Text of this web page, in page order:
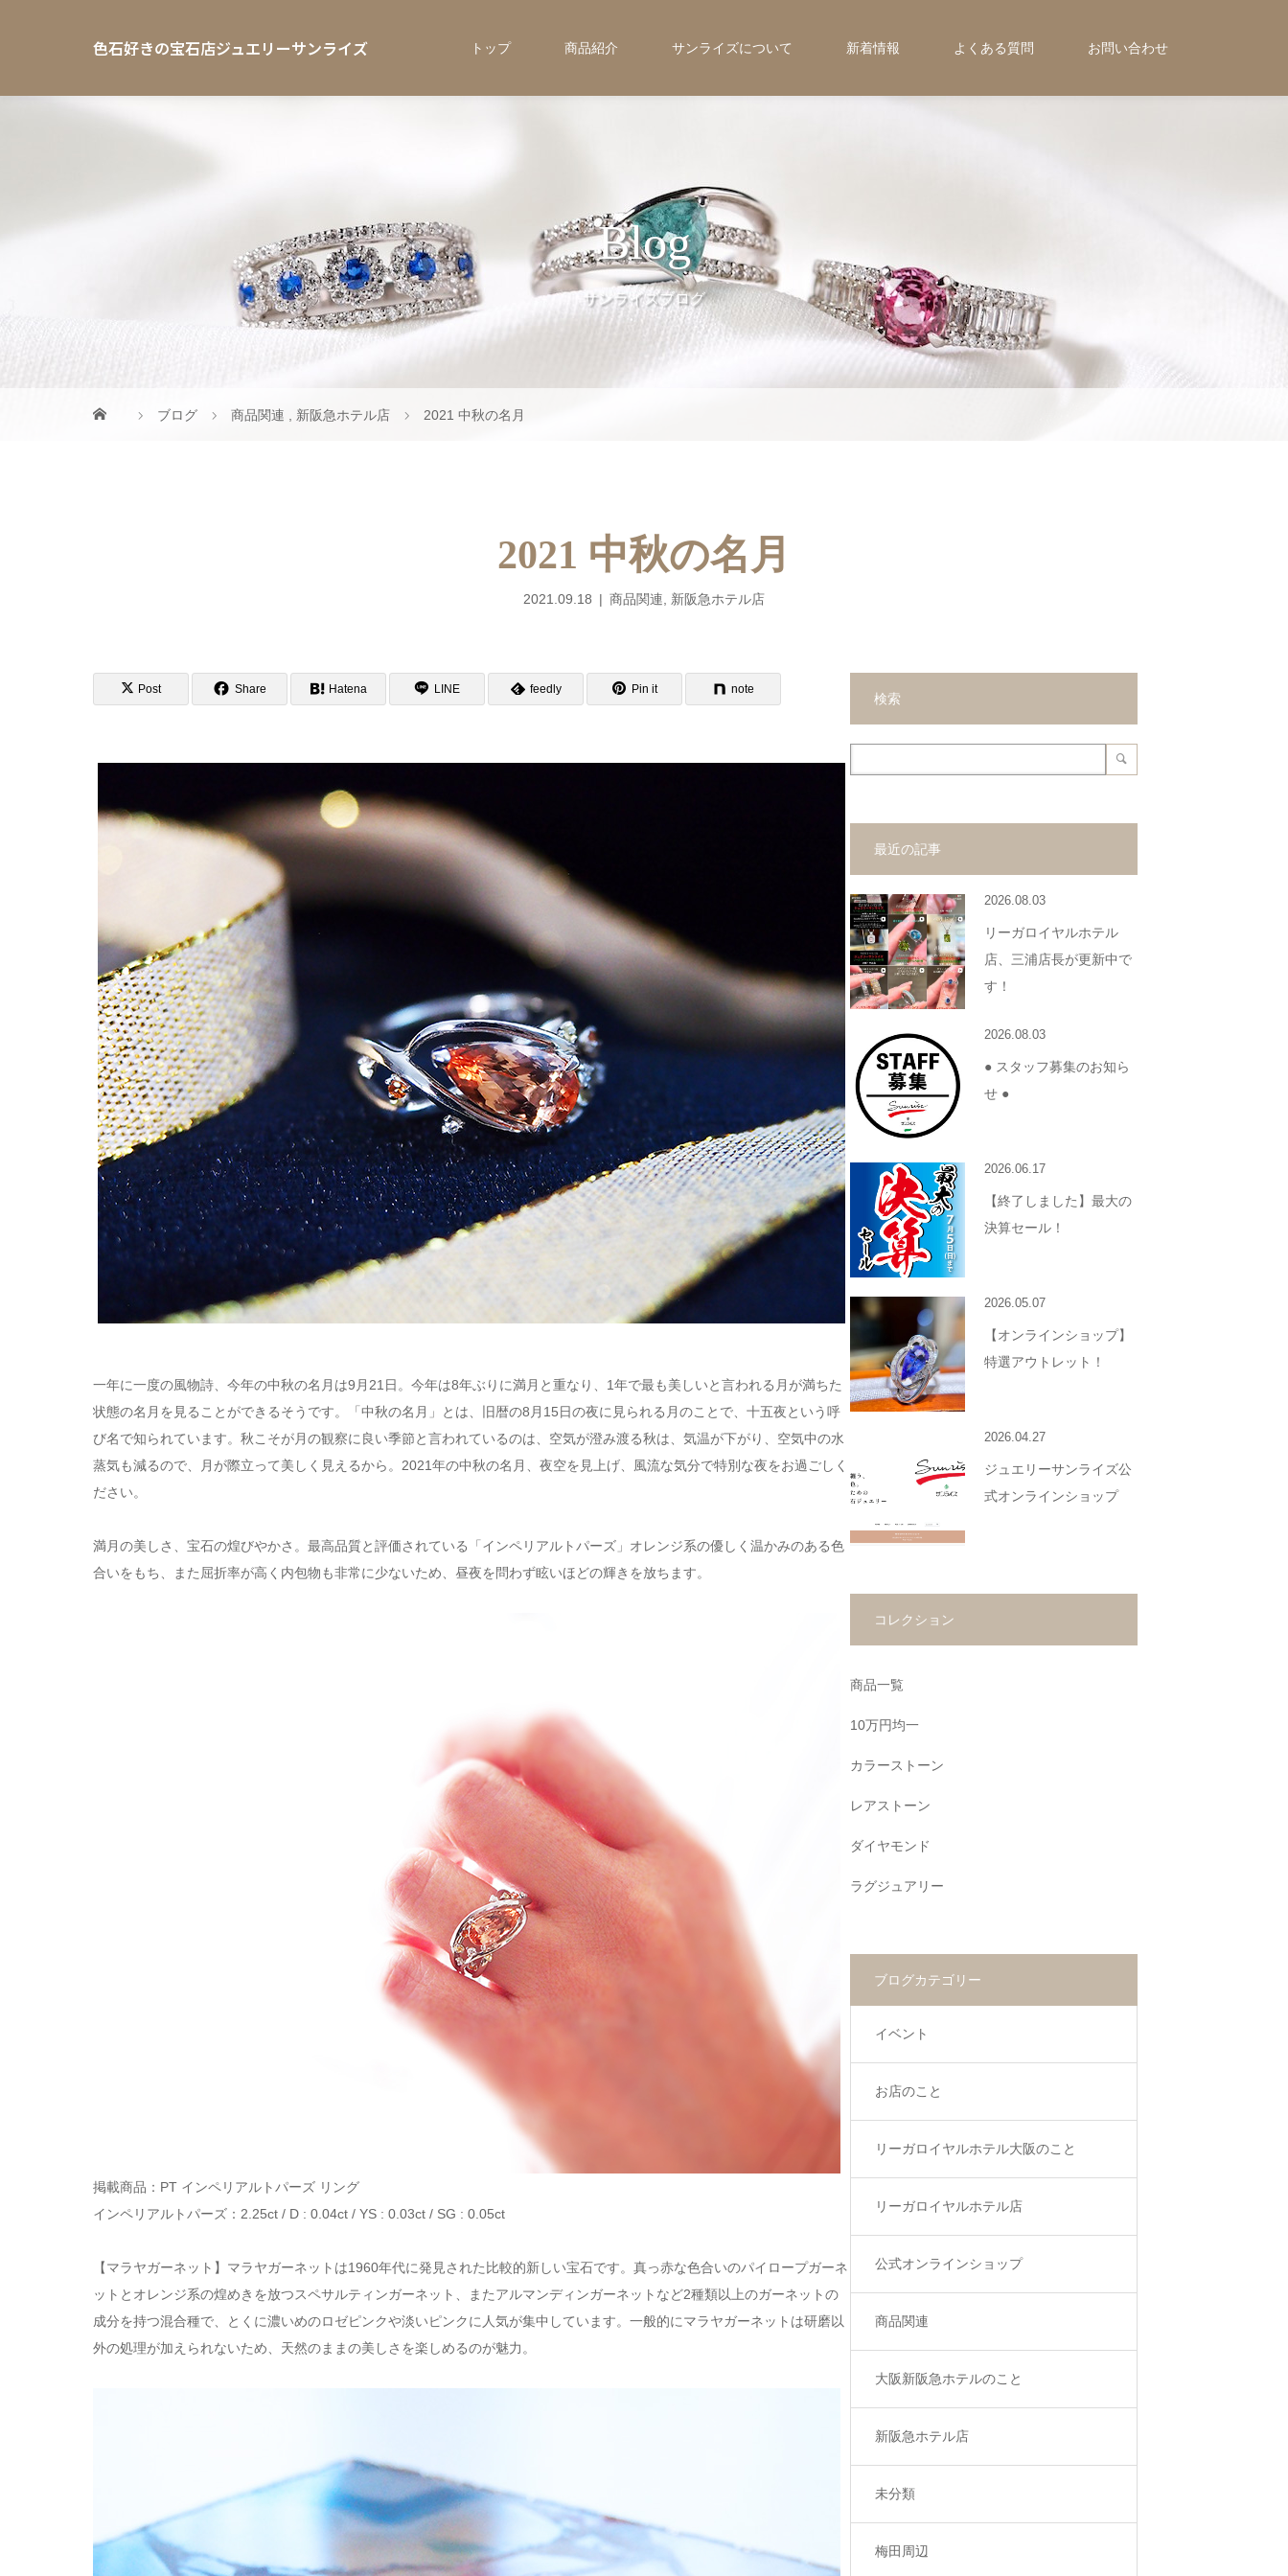
色石好きの宝石店ジュエリーサンライズ トップ 商品紹介 サンライズについて 新着情報 よくある質問 お問い合わせ
Blog
サンライズブログ
ブログ 商品関連 新阪急ホテル店 2021 中秋の名月
2021 中秋の名月
2021.09.18 商品関連 新阪急ホテル店
Post Share Hatena LINE feedly Pin it note
一年に一度の風物詩、今年の中秋の名月は9月21日。今年は8年ぶりに満月と重なり、1年で最も美しいと言われる月が満ちた
状態の名月を見ることができるそうです。「中秋の名月」とは、旧暦の8月15日の夜に見られる月のことで、十五夜という呼
び名で知られています。秋こそが月の観察に良い季節と言われているのは、空気が澄み渡る秋は、気温が下がり、空気中の水
蒸気も減るので、月が際立って美しく見えるから。2021年の中秋の名月、夜空を見上げ、風流な気分で特別な夜をお過ごしく
ださい。
満月の美しさ、宝石の煌びやかさ。最高品質と評価されている「インペリアルトパーズ」オレンジ系の優しく温かみのある色
合いをもち、また屈折率が高く内包物も非常に少ないため、昼夜を問わず眩いほどの輝きを放ちます。
掲載商品：PT インペリアルトパーズ リング
インペリアルトパーズ：2.25ct / D : 0.04ct / YS : 0.03ct / SG : 0.05ct
【マラヤガーネット】マラヤガーネットは1960年代に発見された比較的新しい宝石です。真っ赤な色合いのパイロープガーネ
ットとオレンジ系の煌めきを放つスペサルティンガーネット、またアルマンディンガーネットなど2種類以上のガーネットの
成分を持つ混合種で、とくに濃いめのロゼピンクや淡いピンクに人気が集中しています。一般的にマラヤガーネットは研磨以
外の処理が加えられないため、天然のままの美しさを楽しめるのが魅力。
検索
最近の記事
2026.08.03
リーガロイヤルホテル
店、三浦店長が更新中で
す！
2026.08.03
● スタッフ募集のお知ら
せ ●
2026.06.17
【終了しました】最大の
決算セール！
2026.05.07
【オンラインショップ】
特選アウトレット！
2026.04.27
ジュエリーサンライズ公
式オンラインショップ
コレクション
商品一覧
10万円均一
カラーストーン
レアストーン
ダイヤモンド
ラグジュアリー
ブログカテゴリー
イベント
お店のこと
リーガロイヤルホテル大阪のこと
リーガロイヤルホテル店
公式オンラインショップ
商品関連
大阪新阪急ホテルのこと
新阪急ホテル店
未分類
梅田周辺